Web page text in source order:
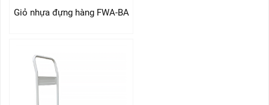
Giỏ nhựa đựng hàng FWA-BA